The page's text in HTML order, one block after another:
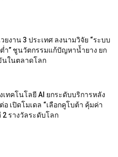
ยงาน 3 ประเทศ ลงนามวิจัย “ระบบ
ำ” ชูนวัตกรรมแก้ปัญหาน้ำยาง ยก
นในตลาดโลก
เทคโนโลยี AI ยกระดับบริการหลัง
อ เปิดโมเดล “เลือกคูโบต้า คุ้มค่า
2 รางวัลระดับโลก